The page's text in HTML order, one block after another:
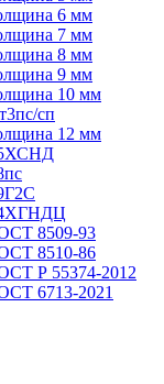
6 мм
7 мм
8 мм
9 мм
10 мм
сп
12 мм
8509-93
8510-86
Р 55374-2012
6713-2021